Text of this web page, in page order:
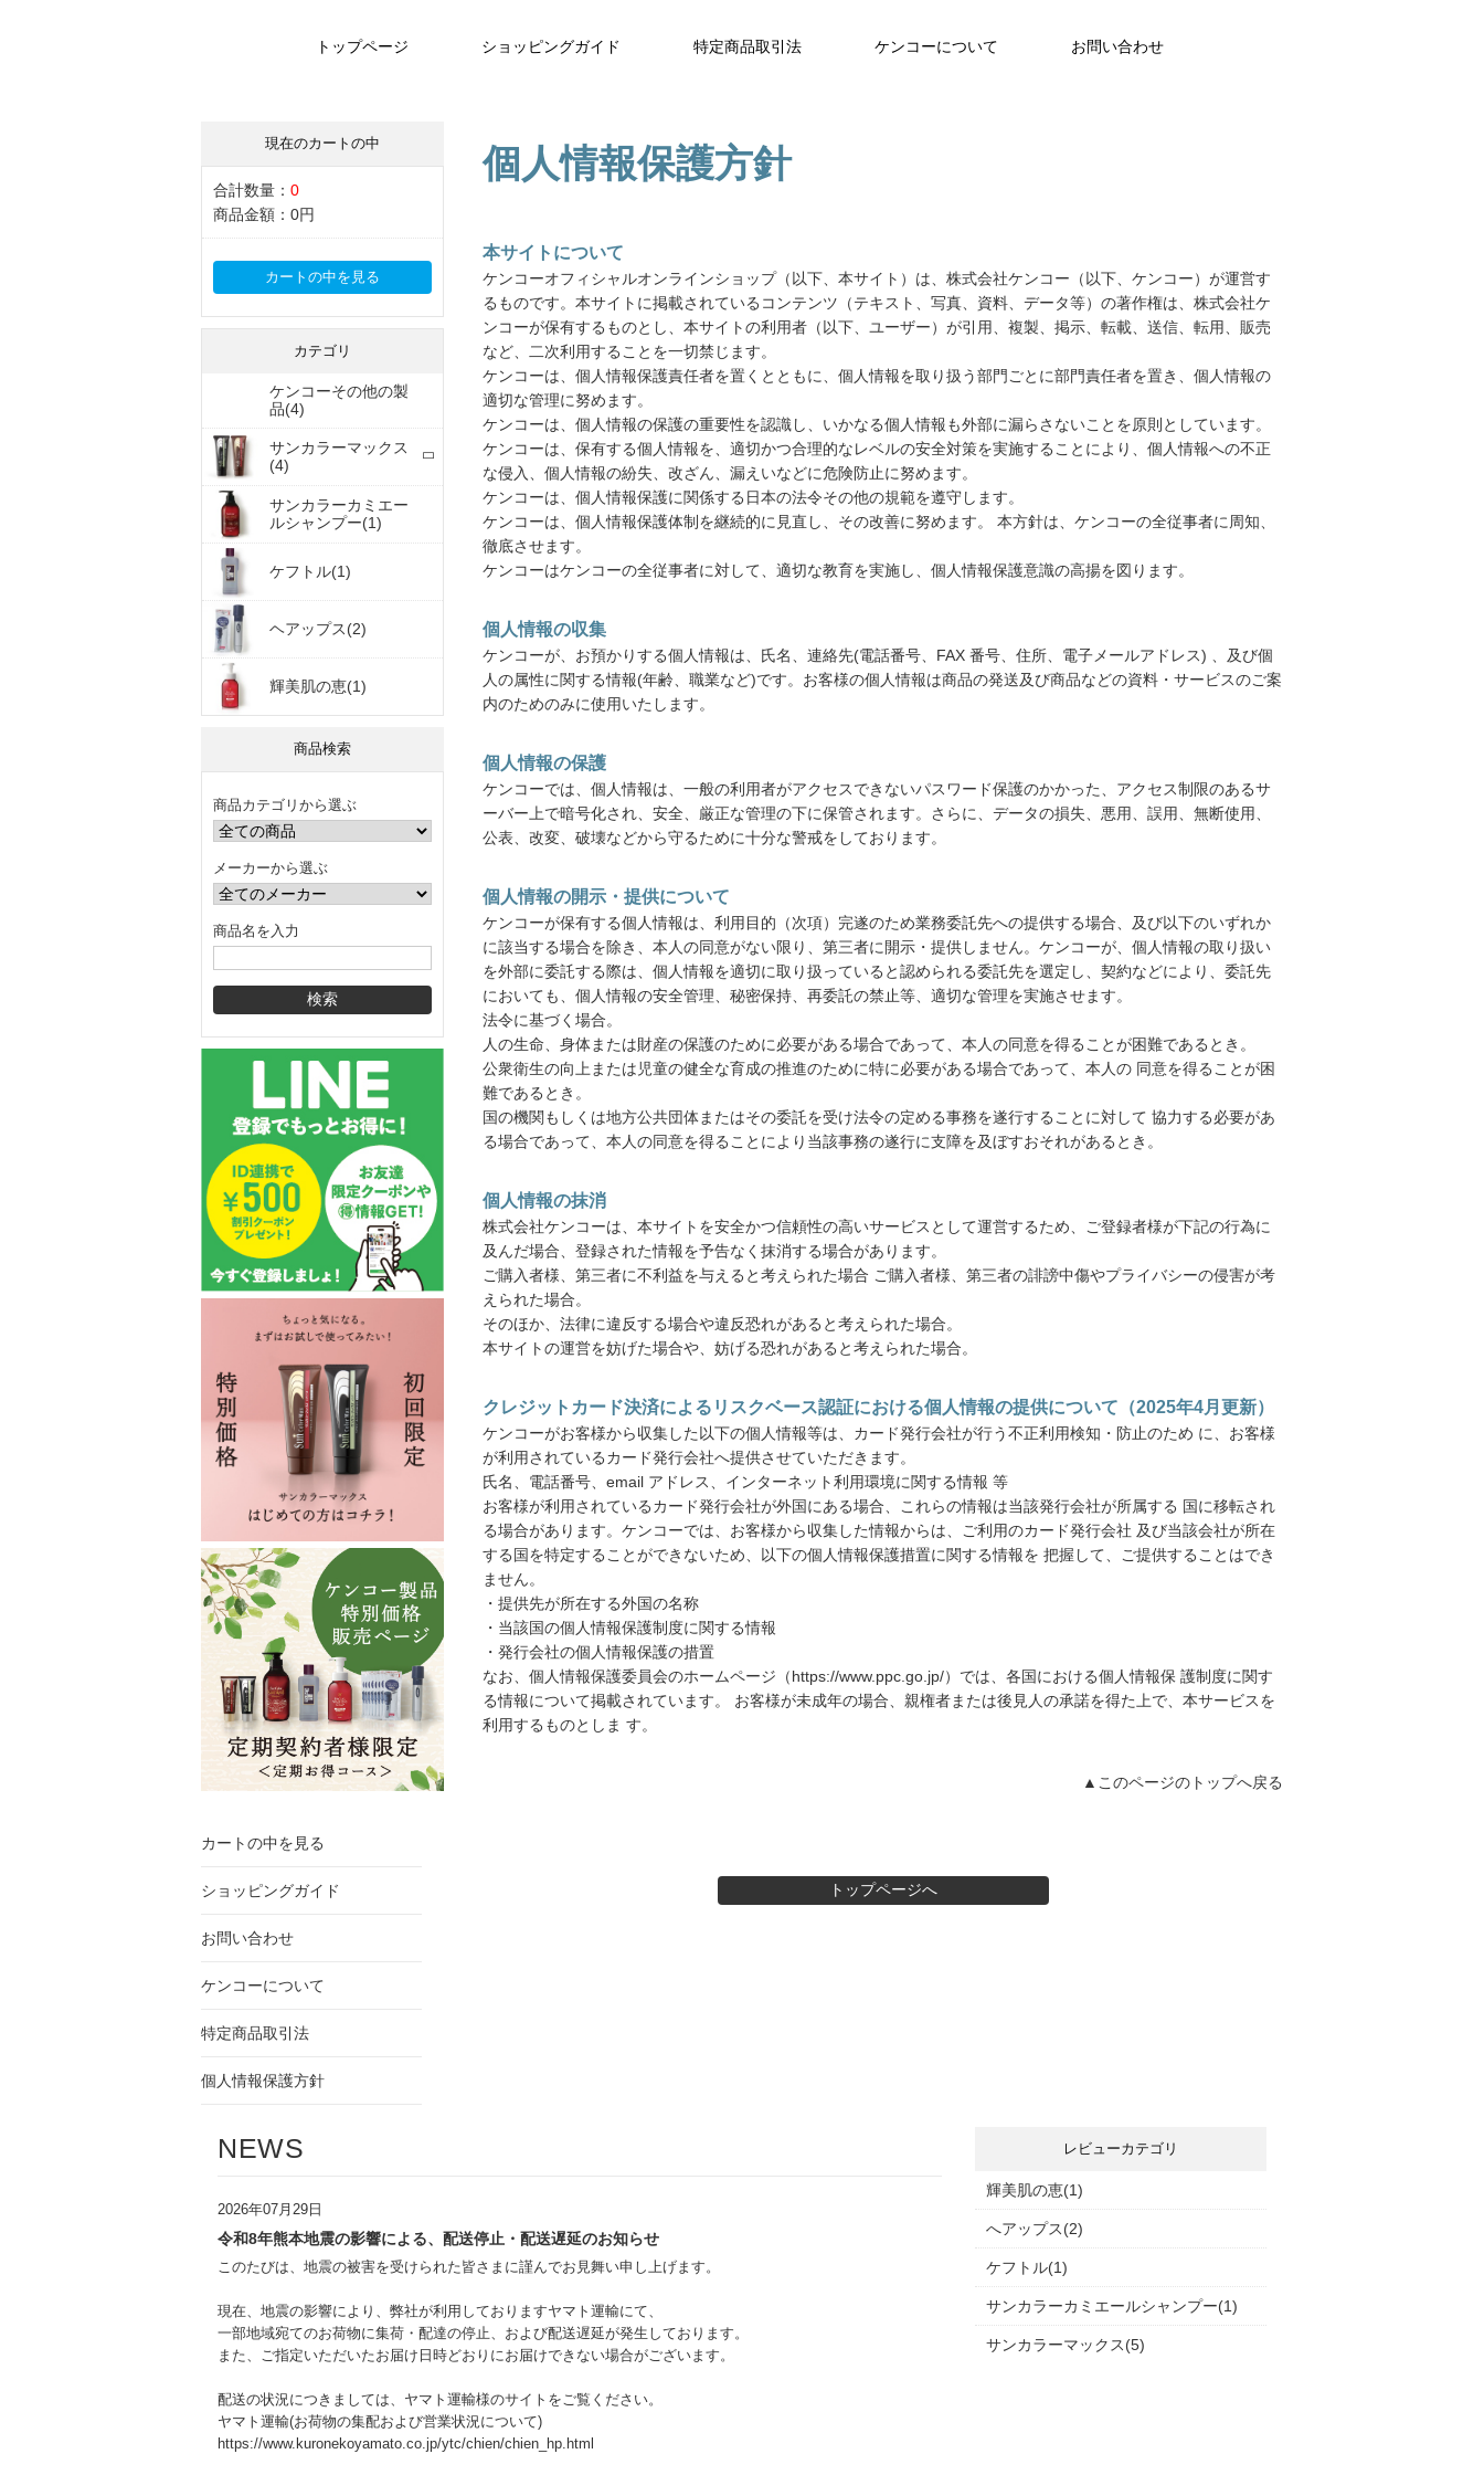
トップページ ショッピングガイド 特定商品取引法 ケンコーについて お問い合わせ
現在のカートの中
合計数量： 0
商品金額： 0円
カートの中を見る
カテゴリ
ケンコーその他の製
品(4)
サンカラーマックス
(4)
サンカラーカミエー
ルシャンプー(1)
ケフトル(1)
ヘアップス(2)
輝美肌の恵(1)
商品検索
商品カテゴリから選ぶ
メーカーから選ぶ
商品名を入力
カートの中を見る
ショッピングガイド
お問い合わせ
ケンコーについて
特定商品取引法
個人情報保護方針
個人情報保護方針
本サイトについて
ケンコーオフィシャルオンラインショップ（以下、本サイト）は、株式会社ケンコー（以下、ケンコー）が運営す
るものです。本サイトに掲載されているコンテンツ（テキスト、写真、資料、データ等）の著作権は、株式会社ケ
ンコーが保有するものとし、本サイトの利用者（以下、ユーザー）が引用、複製、掲示、転載、送信、転用、販売
など、二次利用することを一切禁じます。
ケンコーは、個人情報保護責任者を置くとともに、個人情報を取り扱う部門ごとに部門責任者を置き、個人情報の
適切な管理に努めます。
ケンコーは、個人情報の保護の重要性を認識し、いかなる個人情報も外部に漏らさないことを原則としています。
ケンコーは、保有する個人情報を、適切かつ合理的なレベルの安全対策を実施することにより、個人情報への不正
な侵入、個人情報の紛失、改ざん、漏えいなどに危険防止に努めます。
ケンコーは、個人情報保護に関係する日本の法令その他の規範を遵守します。
ケンコーは、個人情報保護体制を継続的に見直し、その改善に努めます。 本方針は、ケンコーの全従事者に周知、
徹底させます。
ケンコーはケンコーの全従事者に対して、適切な教育を実施し、個人情報保護意識の高揚を図ります。
個人情報の収集
ケンコーが、お預かりする個人情報は、氏名、連絡先(電話番号、FAX 番号、住所、電子メールアドレス) 、及び個
人の属性に関する情報(年齢、職業など)です。お客様の個人情報は商品の発送及び商品などの資料・サービスのご案
内のためのみに使用いたします。
個人情報の保護
ケンコーでは、個人情報は、一般の利用者がアクセスできないパスワード保護のかかった、アクセス制限のあるサ
ーバー上で暗号化され、安全、厳正な管理の下に保管されます。さらに、データの損失、悪用、誤用、無断使用、
公表、改変、破壊などから守るために十分な警戒をしております。
個人情報の開示・提供について
ケンコーが保有する個人情報は、利用目的（次項）完遂のため業務委託先への提供する場合、及び以下のいずれか
に該当する場合を除き、本人の同意がない限り、第三者に開示・提供しません。ケンコーが、個人情報の取り扱い
を外部に委託する際は、個人情報を適切に取り扱っていると認められる委託先を選定し、契約などにより、委託先
においても、個人情報の安全管理、秘密保持、再委託の禁止等、適切な管理を実施させます。
法令に基づく場合。
人の生命、身体または財産の保護のために必要がある場合であって、本人の同意を得ることが困難であるとき。
公衆衛生の向上または児童の健全な育成の推進のために特に必要がある場合であって、本人の 同意を得ることが困
難であるとき。
国の機関もしくは地方公共団体またはその委託を受け法令の定める事務を遂行することに対して 協力する必要があ
る場合であって、本人の同意を得ることにより当該事務の遂行に支障を及ぼすおそれがあるとき。
個人情報の抹消
株式会社ケンコーは、本サイトを安全かつ信頼性の高いサービスとして運営するため、ご登録者様が下記の行為に
及んだ場合、登録された情報を予告なく抹消する場合があります。
ご購入者様、第三者に不利益を与えると考えられた場合 ご購入者様、第三者の誹謗中傷やプライバシーの侵害が考
えられた場合。
そのほか、法律に違反する場合や違反恐れがあると考えられた場合。
本サイトの運営を妨げた場合や、妨げる恐れがあると考えられた場合。
クレジットカード決済によるリスクベース認証における個人情報の提供について（2025年4月更新）
ケンコーがお客様から収集した以下の個人情報等は、カード発行会社が行う不正利用検知・防止のため に、お客様
が利用されているカード発行会社へ提供させていただきます。
氏名、電話番号、email アドレス、インターネット利用環境に関する情報 等
お客様が利用されているカード発行会社が外国にある場合、これらの情報は当該発行会社が所属する 国に移転され
る場合があります。ケンコーでは、お客様から収集した情報からは、ご利用のカード発行会社 及び当該会社が所在
する国を特定することができないため、以下の個人情報保護措置に関する情報を 把握して、ご提供することはでき
ません。
・提供先が所在する外国の名称
・当該国の個人情報保護制度に関する情報
・発行会社の個人情報保護の措置
なお、個人情報保護委員会のホームページ（https://www.ppc.go.jp/）では、各国における個人情報保 護制度に関す
る情報について掲載されています。 お客様が未成年の場合、親権者または後見人の承諾を得た上で、本サービスを
利用するものとしま す。
▲このページのトップへ戻る
NEWS
2026年07月29日
令和8年熊本地震の影響による、配送停止・配送遅延のお知らせ
このたびは、地震の被害を受けられた皆さまに謹んでお見舞い申し上げます。
現在、地震の影響により、弊社が利用しておりますヤマト運輸にて、
一部地域宛てのお荷物に集荷・配達の停止、および配送遅延が発生しております。
また、ご指定いただいたお届け日時どおりにお届けできない場合がございます。
配送の状況につきましては、ヤマト運輸様のサイトをご覧ください。
ヤマト運輸(お荷物の集配および営業状況について)
https://www.kuronekoyamato.co.jp/ytc/chien/chien_hp.html
レビューカテゴリ
輝美肌の恵(1)
へアップス(2)
ケフトル(1)
サンカラーカミエールシャンプー(1)
サンカラーマックス(5)